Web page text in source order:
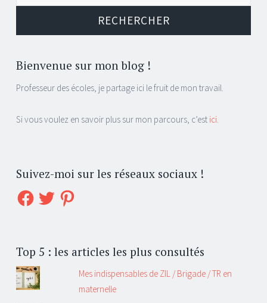
Bienvenue sur mon blog !
Professeur des écoles, je partage ici le fruit de mon travail.
Si vous voulez en savoir plus sur mon parcours, c’est ici
Suivez-moi sur les réseaux sociaux !
Facebook
Twitter Pinterest
Top 5 : les articles les plus consultés
Mes indispensables de ZIL / Brigade / TR en
maternelle